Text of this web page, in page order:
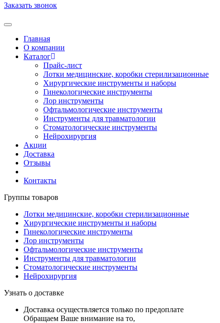
Заказать звонок
Toggle navigation
Главная
О компании
Каталог
Прайс-лист
Лотки медицинские, коробки стерилизационные
Хирургические инструменты и наборы
Гинекологические инструменты
Лор инструменты
Офтальмологические инструменты
Инструменты для травматологии
Стоматологические инструменты
Нейрохирургия
Акции
Доставка
Отзывы
Контакты
Группы товаров
Лотки медицинские, коробки стерилизационные
Хирургические инструменты и наборы
Гинекологические инструменты
Лор инструменты
Офтальмологические инструменты
Инструменты для травматологии
Стоматологические инструменты
Нейрохирургия
Узнать о доставке
Доставка осуществляется только по предоплате
Обращаем Ваше внимание на то,